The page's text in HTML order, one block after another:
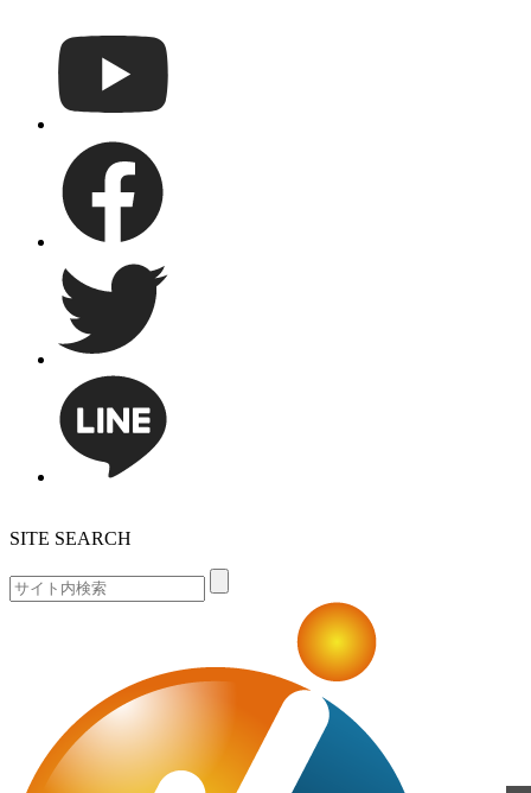
SITE SEARCH